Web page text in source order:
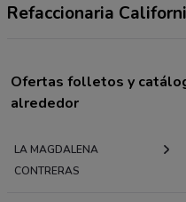
Refaccionaria
Ofertas folletos y
alrededor
LA MAGDALENA
CONTRERAS